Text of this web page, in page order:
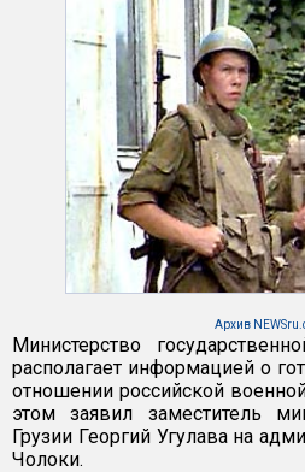
Архив
Министерство
располагает информацией о
отношении российской
этом заявил заместитель
Грузии Георгий Угулава на
Чолоки.